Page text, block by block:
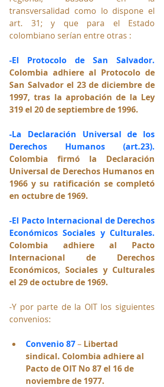
transversalidad como lo dispone el
art. 31; y que para el Estado
colombiano serían entre otras :
Colombia adhiere al Protocolo de
San Salvador el 23 de diciembre de
1997, tras la aprobación de la Ley
319 el 20 de septiembre de 1996.
-La Declaración Universal de los
Derechos Humanos (art.23).
Colombia firmó la Declaración
Universal de Derechos Humanos en
1966 y su ratificación se completó
en octubre de 1969.
-El Pacto Internacional de Derechos
Colombia adhiere al Pacto
Internacional de Derechos
Económicos, Sociales y Culturales
el 29 de octubre de 1969.
-Y por parte de la OIT los siguientes
convenios:
Convenio 87– Libertad
sindical. Colombia adhiere al
Pacto de OIT No 87 el 16 de
noviembre de 1977.